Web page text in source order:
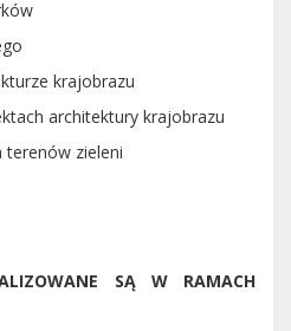
krajobrazu
architektury krajobrazu
terenów zieleni
SĄ W RAMACH